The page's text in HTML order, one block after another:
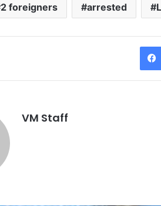
2 foreigners arrested
VM Staff